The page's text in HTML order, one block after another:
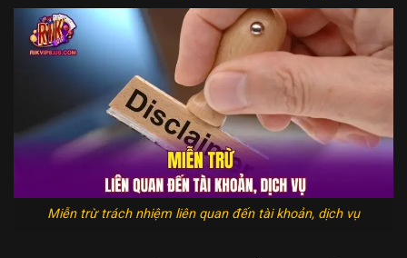
Miễn trừ trách nhiệm liên quan đến tài khoản, dịch vụ